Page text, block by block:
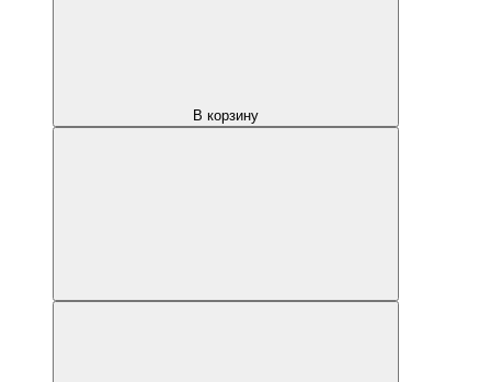
В корзину